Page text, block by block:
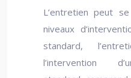
L’entretien peut
niveaux
standard,
l’intervention